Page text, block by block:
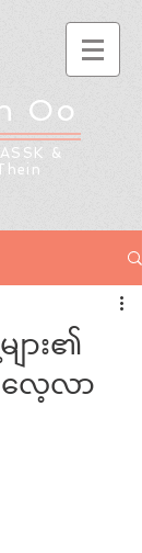
Oo
&
ား၏
လေ့လာ